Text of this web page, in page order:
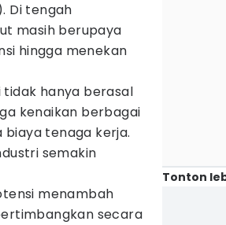
Di tengah
masih berupaya
hingga menekan
tidak hanya berasal
kenaikan berbagai
biaya tenaga kerja.
semakin
menambah
secara
Tonton